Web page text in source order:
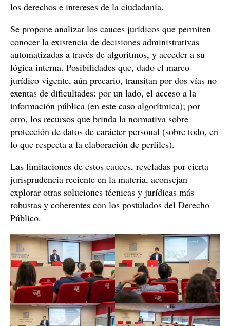
los derechos e intereses de la ciudadanía.
Se propone analizar los cauces jurídicos que permiten
conocer la existencia de decisiones administrativas
automatizadas a través de algoritmos, y acceder a su
lógica interna. Posibilidades que, dado el marco
jurídico vigente, aún precario, transitan por dos vías no
exentas de dificultades: por un lado, el acceso a la
información pública (en este caso algorítmica); por
otro, los recursos que brinda la normativa sobre
protección de datos de carácter personal (sobre todo, en
lo que respecta a la elaboración de perfiles).
Las limitaciones de estos cauces, reveladas por cierta
jurisprudencia reciente en la materia, aconsejan
explorar otras soluciones técnicas y jurídicas más
robustas y coherentes con los postulados del Derecho
Público.